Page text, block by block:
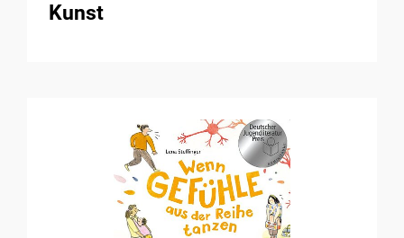
Kunst